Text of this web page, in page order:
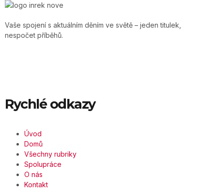
Vaše spojení s aktuálním děním ve světě – jeden titulek,
nespočet příběhů.
Rychlé odkazy
Úvod
Domů
Všechny rubriky
Spolupráce
O nás
Kontakt